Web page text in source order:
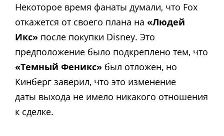
Некоторое время фанаты думали, что Fox
откажется от своего плана на «Людей
Икс» после покупки Disney. Это
предположение было подкреплено тем, что
«Темный Феникс» был отложен, но
Кинберг заверил, что это изменение
даты выхода не имело никакого отношения
к сделке.